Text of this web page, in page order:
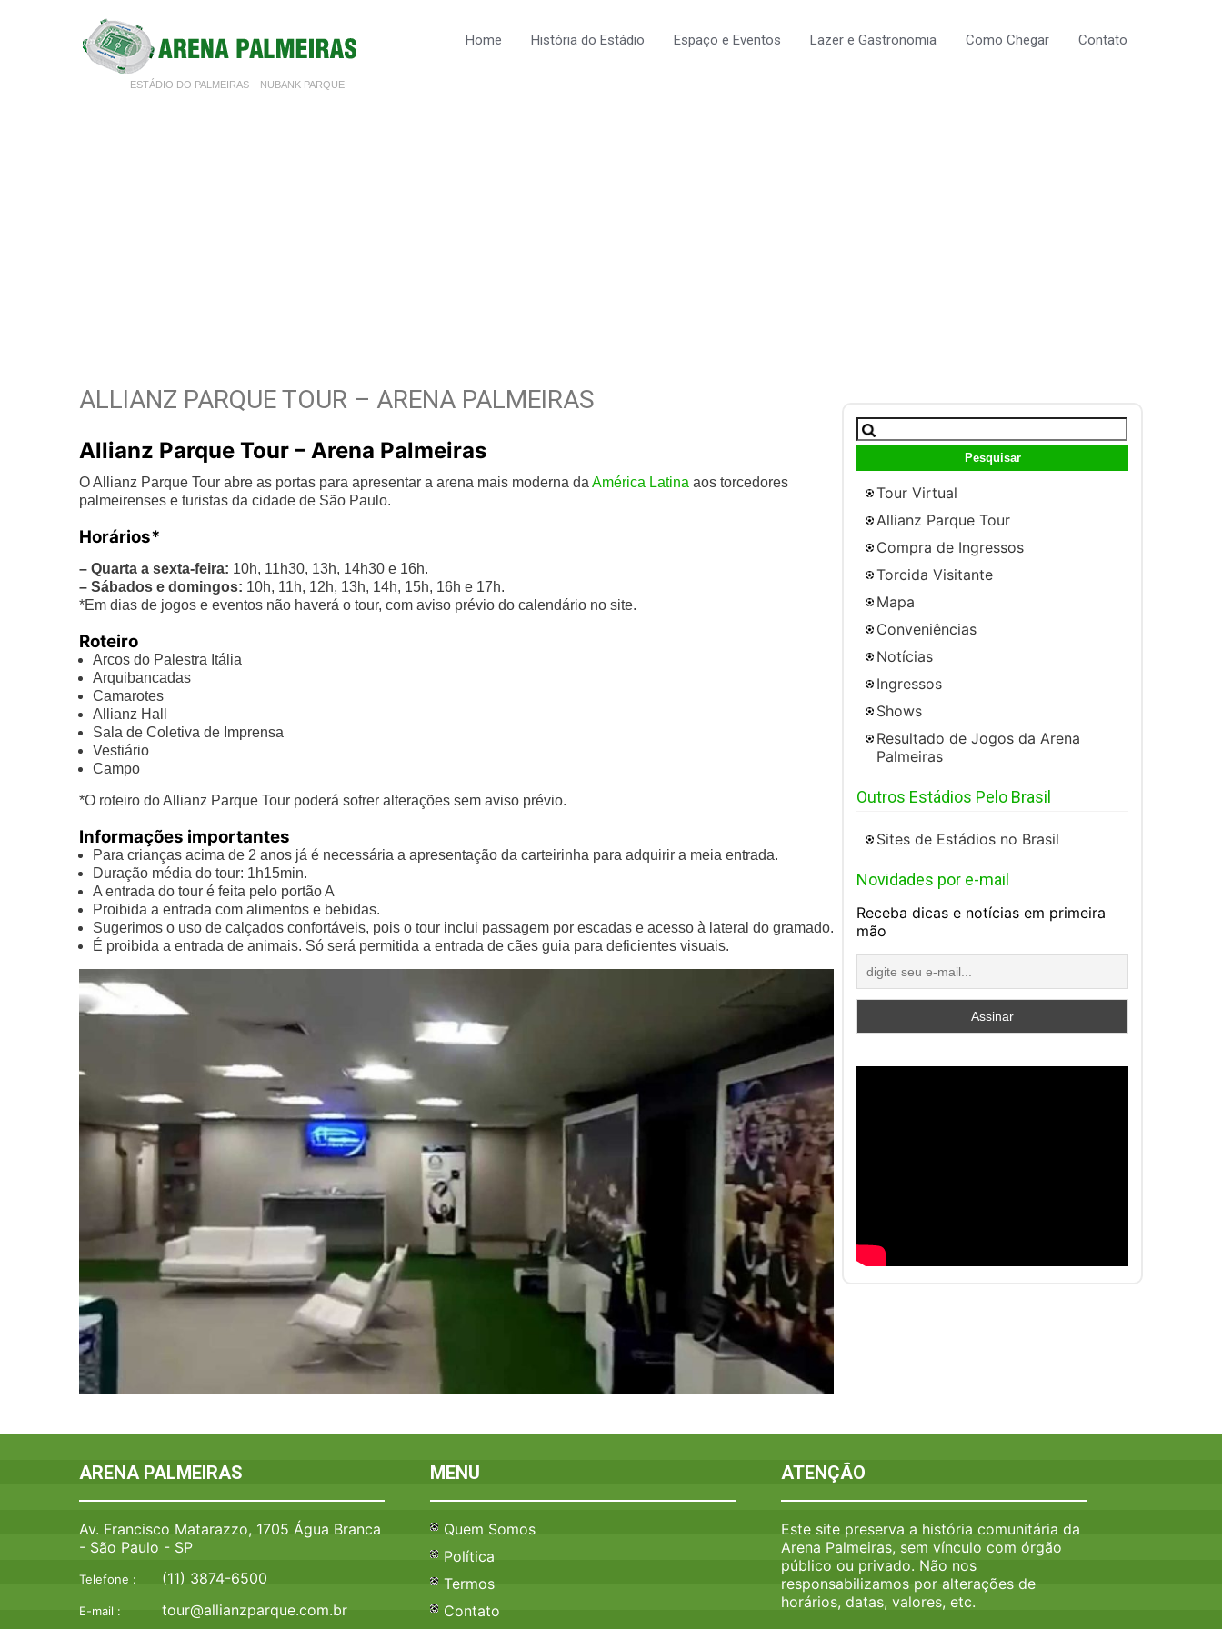
ESTÁDIO DO PALMEIRAS – NUBANK PARQUE
Home História do Estádio Espaço e Eventos Lazer e Gastronomia Como Chegar Contato
ALLIANZ PARQUE TOUR – ARENA PALMEIRAS
Allianz Parque Tour – Arena Palmeiras
O Allianz Parque Tour abre as portas para apresentar a arena mais moderna da América Latina aos torcedores
palmeirenses e turistas da cidade de São Paulo.
Horários*
– Quarta a sexta-feira: 10h, 11h30, 13h, 14h30 e 16h.
– Sábados e domingos: 10h, 11h, 12h, 13h, 14h, 15h, 16h e 17h.
*Em dias de jogos e eventos não haverá o tour, com aviso prévio do calendário no site.
Roteiro
Arcos do Palestra Itália
Arquibancadas
Camarotes
Allianz Hall
Sala de Coletiva de Imprensa
Vestiário
Campo
*O roteiro do Allianz Parque Tour poderá sofrer alterações sem aviso prévio.
Informações importantes
Para crianças acima de 2 anos já é necessária a apresentação da carteirinha para adquirir a meia entrada.
Duração média do tour: 1h15min.
A entrada do tour é feita pelo portão A
Proibida a entrada com alimentos e bebidas.
Sugerimos o uso de calçados confortáveis, pois o tour inclui passagem por escadas e acesso à lateral do gramado.
É proibida a entrada de animais. Só será permitida a entrada de cães guia para deficientes visuais.
Pesquisar
por:
Tour Virtual
Allianz Parque Tour
Compra de Ingressos
Torcida Visitante
Mapa
Conveniências
Notícias
Ingressos
Shows
Resultado de Jogos da Arena
Palmeiras
Outros Estádios Pelo Brasil
Sites de Estádios no Brasil
Novidades por e-mail
Receba dicas e notícias em primeira
mão
ARENA PALMEIRAS
Av. Francisco Matarazzo, 1705 Água Branca
- São Paulo - SP
Telefone : (11) 3874-6500
E-mail : tour@allianzparque.com.br
MENU
Quem Somos
Política
Termos
Contato
ATENÇÃO
Este site preserva a história comunitária da
Arena Palmeiras, sem vínculo com órgão
público ou privado. Não nos
responsabilizamos por alterações de
horários, datas, valores, etc.